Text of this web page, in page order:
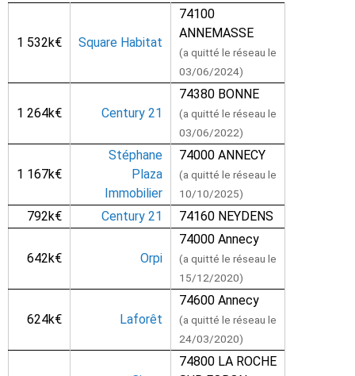
1 532k€ Square Habitat
74100
ANNEMASSE
(a quitté le réseau le
03/06/2024)
1 264k€ Century 21
74380 BONNE
(a quitté le réseau le
03/06/2022)
1 167k€
Stéphane
Plaza
Immobilier
74000 ANNECY
(a quitté le réseau le
10/10/2025)
792k€ Century 21 74160 NEYDENS
642k€ Orpi
74000 Annecy
(a quitté le réseau le
15/12/2020)
624k€ Laforêt
74600 Annecy
(a quitté le réseau le
24/03/2020)
74800 LA ROCHE